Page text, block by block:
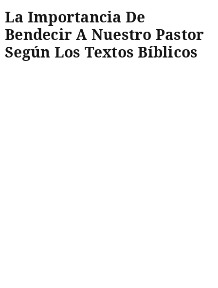
La Importancia De
Bendecir A Nuestro Pastor
Según Los Textos Bíblicos